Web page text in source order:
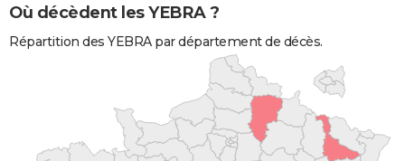
Où décèdent les YEBRA ?
Répartition des YEBRA par département de décès.